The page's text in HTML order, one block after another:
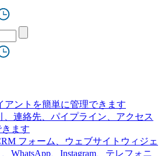
アントを簡単に管理できます
、連絡先、パイプライン、アクセス
ます
フォーム、ウェブサイトウィジェ
WhatsApp、Instagram、テレフォニ